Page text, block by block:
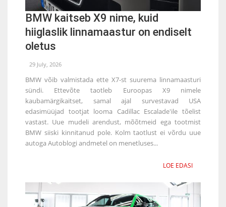
BMW kaitseb X9 nime, kuid
hiiglaslik linnamaastur on endiselt
oletus
29 July, 2026
BMW võib valmistada ette X7-st suurema linnamaasturi
sündi. Ettevõte taotleb Euroopas X9 nimele
kaubamärgikaitset, samal ajal survestavad USA
edasimüüjad tootjat looma Cadillac Escalade'ile tõelist
vastast. Uue mudeli arendust, mõõtmeid ega tootmist
BMW siiski kinnitanud pole. Kolm taotlust ei võrdu uue
autoga Autoblogi andmetel on menetluses...
LOE EDASI